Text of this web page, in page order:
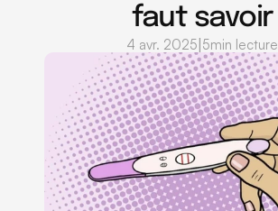
faut savoir
4 avr. 2025|5min lecture